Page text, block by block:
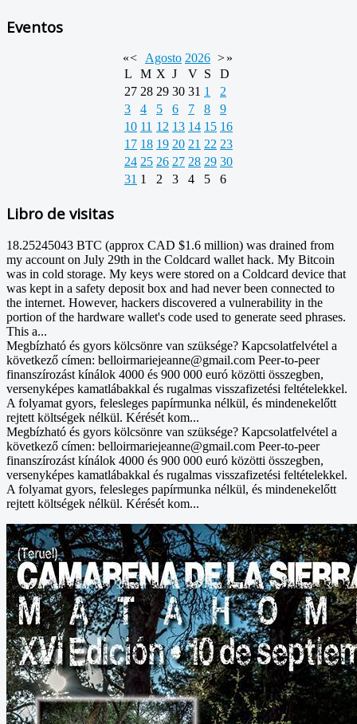
Eventos
«< Agosto 2026 >»
L
M X J V S
D
27 28 29 30 31 1
2
3
4 5 6 7 8
9
10 11 12 13 14 15 16
17 18 19 20 21 22 23
24 25 26 27 28 29 30
31 1 2 3 4 5 6
Libro de visitas
18.25245043 BTC (approx CAD $1.6 million) was drained from
my account on July 29th in the Coldcard wallet hack. My Bitcoin
was in cold storage. My keys were stored on a Coldcard device that
was kept in a safety deposit box and had never been connected to
the internet. However, hackers discovered a vulnerability in the
portion of the hardware wallet's code used to generate seed phrases.
This a...
Megbízható és gyors kölcsönre van szüksége? Kapcsolatfelvétel a
következő címen: belloirmariejeanne@gmail.com Peer-to-peer
finanszírozást kínálok 4000 és 900 000 euró közötti összegben,
versenyképes kamatlábakkal és rugalmas visszafizetési feltételekkel.
A folyamat gyors, felesleges papírmunka nélkül, és mindenekelőtt
rejtett költségek nélkül. Kérését kom...
Megbízható és gyors kölcsönre van szüksége? Kapcsolatfelvétel a
következő címen: belloirmariejeanne@gmail.com Peer-to-peer
finanszírozást kínálok 4000 és 900 000 euró közötti összegben,
versenyképes kamatlábakkal és rugalmas visszafizetési feltételekkel.
A folyamat gyors, felesleges papírmunka nélkül, és mindenekelőtt
rejtett költségek nélkül. Kérését kom...